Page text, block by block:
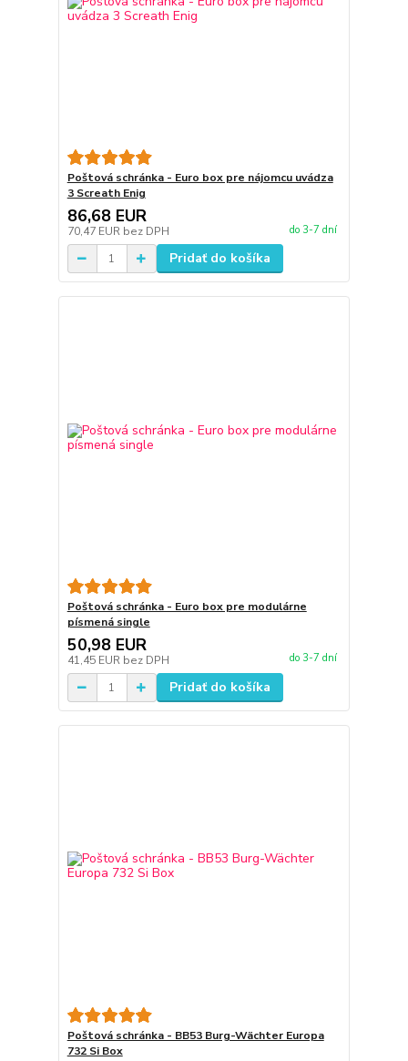
Poštová schránka - Euro box pre nájomcu uvádza
3 Screath Enig
86,68 EUR
70,47 EUR bez DPH do 3-7 dní
Pridať do košíka
Poštová schránka - Euro box pre modulárne
písmená single
50,98 EUR
41,45 EUR bez DPH do 3-7 dní
Pridať do košíka
Poštová schránka - BB53 Burg-Wächter Europa
732 Si Box